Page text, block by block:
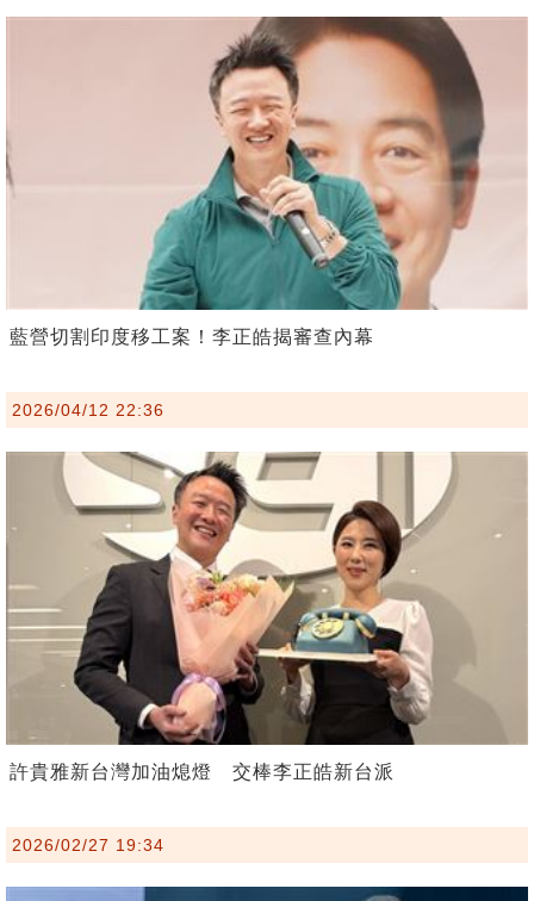
藍營切割印度移工案！李正皓揭審查內幕
2026/04/12 22:36
許貴雅新台灣加油熄燈 交棒李正皓新台派
2026/02/27 19:34